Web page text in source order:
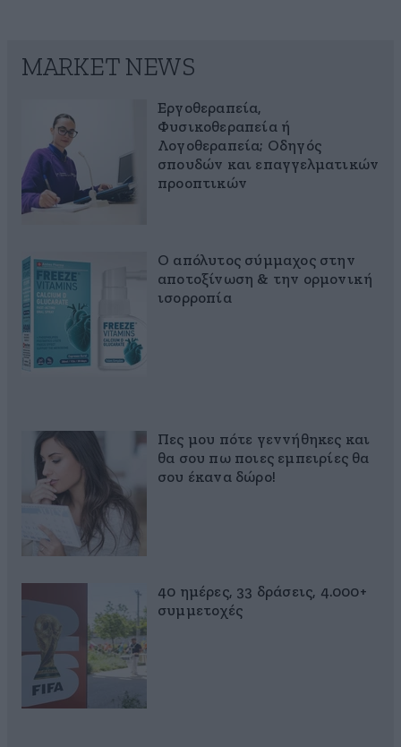
MARKET NEWS
Εργοθεραπεία,
Φυσικοθεραπεία ή
Λογοθεραπεία; Οδηγός
σπουδών και επαγγελματικών
προοπτικών
Ο απόλυτος σύμμαχος στην
αποτοξίνωση & την ορμονική
ισορροπία
Πες μου πότε γεννήθηκες και
θα σου πω ποιες εμπειρίες θα
σου έκανα δώρο!
40 ημέρες, 33 δράσεις, 4.000+
συμμετοχές